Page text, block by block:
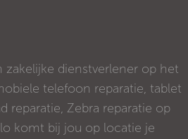
zakelijke dienstverlener op het
telefoon reparatie, tablet
reparatie, Zebra reparatie op
komt bij jou op locatie je